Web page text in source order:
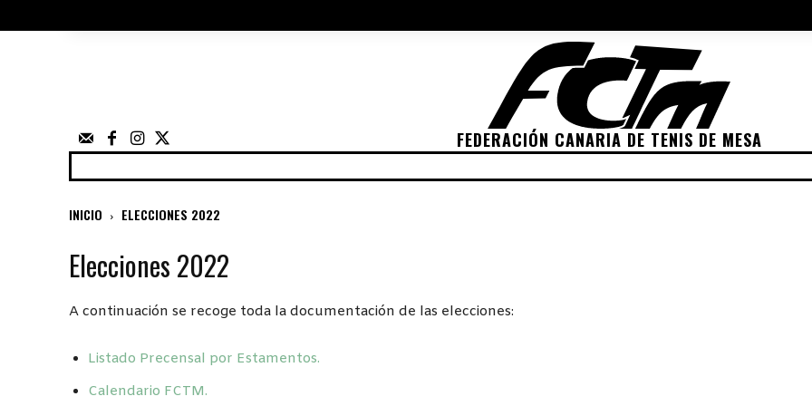
FEDERACIÓN CANARIA DE TENIS DE MESA
INICIO ELECCIONES 2022
Elecciones 2022
A continuación se recoge toda la documentación de las elecciones:
Listado Precensal por Estamentos.
Calendario FCTM.